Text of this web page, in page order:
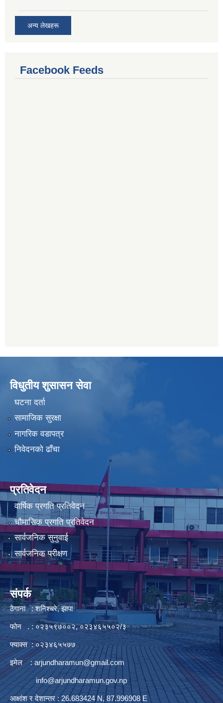
अन्य लेखहरू
Facebook Feeds
विधुतीय शुसासन सेवा
घटना दर्ता
सामाजिक सुरक्षा
नागरिक वडापत्र
निवेदनको ढाँचा
प्रतिवेदन
वार्षिक प्रगति प्रतिवेदन
चौमासिक प्रगति प्रतिवेदन
सार्वजनिक सुनुवाई
सार्वजनिक परीक्षण
संपर्क
ठेगाना : शनिश्चरे, झापा
फोन . : ०२३५९७००२, ०२३४६५५०२/३
फ्याक्स : ०२३४६५५७७
इमेल :arjundharamun@gmail.com
info@arjundharamun.gov.np
आक्षांश र देशान्तर : 26.683424 N, 87.996908 E